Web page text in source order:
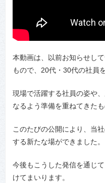
本動画は、以前お知らせし
もので、20代・30代の社員
現場で活躍する社員の姿や
なるよう準備を重ねてきたも
このたびの公開により、当
する新たな場ができました。
今後もこうした発信を通じ
けてまいります。